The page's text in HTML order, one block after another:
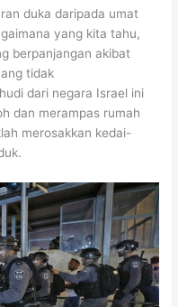
duka daripada umat
yang kita tahu,
berpanjangan akibat
tidak
dari negara Israel ini
dan merampas rumah
merosakkan kedai-